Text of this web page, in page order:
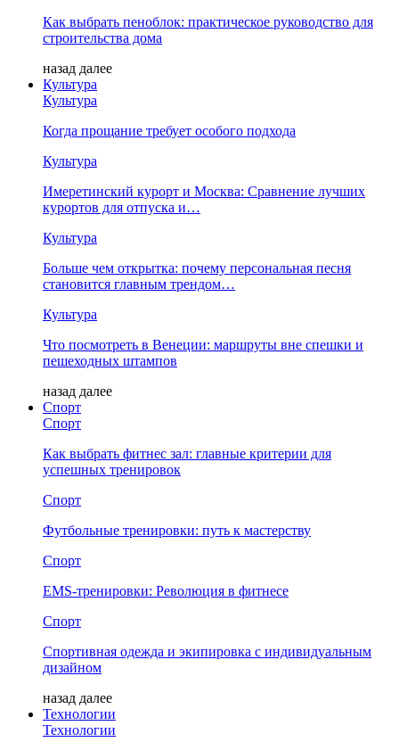
Как выбрать пеноблок: практическое руководство для
строительства дома
назад далее
Культура
Культура
Когда прощание требует особого подхода
Культура
Имеретинский курорт и Москва: Сравнение лучших
курортов для отпуска и…
Культура
Больше чем открытка: почему персональная песня
становится главным трендом…
Культура
Что посмотреть в Венеции: маршруты вне спешки и
пешеходных штампов
назад далее
Спорт
Спорт
Как выбрать фитнес зал: главные критерии для
успешных тренировок
Спорт
Футбольные тренировки: путь к мастерству
Спорт
EMS-тренировки: Революция в фитнесе
Спорт
Спортивная одежда и экипировка с индивидуальным
дизайном
назад далее
Технологии
Технологии